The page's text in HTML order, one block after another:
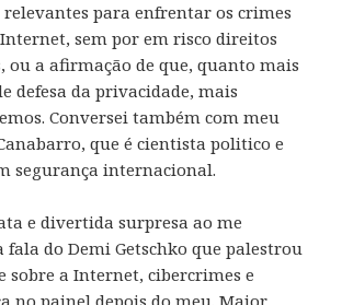
relevantes para enfrentar os crimes
sem por em risco direitos
ou a afirmação de que, quanto mais
defesa da privacidade, mais
Conversei também com meu
que é cientista politico e
segurança internacional.
e divertida surpresa ao me
fala do Demi Getschko que palestrou
sobre a Internet, cibercrimes e